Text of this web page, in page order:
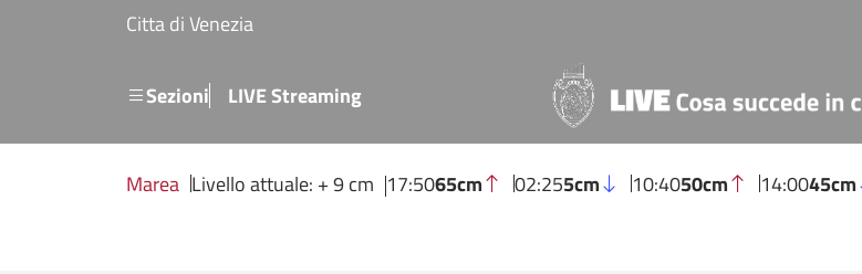
Salta al contenuto principale
Citta di Venezia
SezioniMenu secondario
LIVE Streaming
Marea Livello attuale: + 9 cm 17:5065cm 02:255cm 10:4050cm 14:0045cm